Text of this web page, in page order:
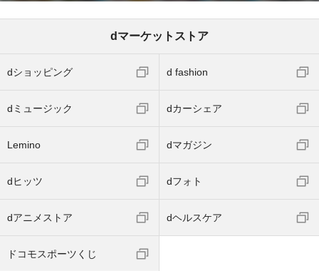
dマーケットストア
dショッピング d fashion
dミュージック dカーシェア
Lemino dマガジン
dヒッツ dフォト
dアニメストア dヘルスケア
ドコモスポーツくじ